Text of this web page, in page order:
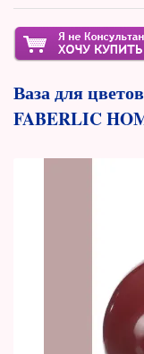
Ваза для
FABERLIC